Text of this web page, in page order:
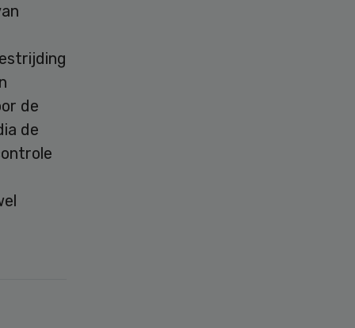
de
de